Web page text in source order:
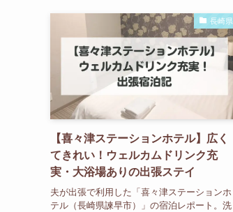
長崎県
【喜々津ステーションホテル】広く
てきれい！ウェルカムドリンク充
実・大浴場ありの出張ステイ
夫が出張で利用した「喜々津ステーションホ
テル（長崎県諫早市）」の宿泊レポート。洗